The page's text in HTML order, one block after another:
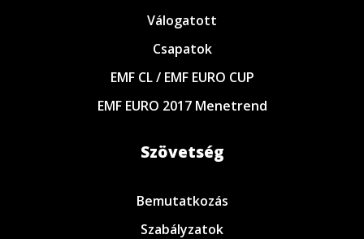
Válogatott
Csapatok
EMF CL / EMF EURO CUP
EMF EURO 2017 Menetrend
Szövetség
Bemutatkozás
Szabályzatok